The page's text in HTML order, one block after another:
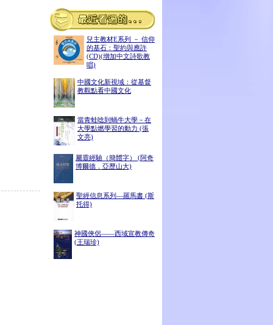
兒主教材E系列 － 信仰
的基石：聖約與應許
(CD)(增加中文詩歌教
唱)
中國文化新視域：從基督
教觀點看中國文化
當青蛙唸到蝸牛大學－在
大學點燃學習的動力 (張
文亮)
屬靈經驗（簡體字） (阿奇
博爾德．亞歷山大)
聖經信息系列—羅馬書 (斯
托得)
神國俠侶——西域宣教傳奇
(王瑞珍)